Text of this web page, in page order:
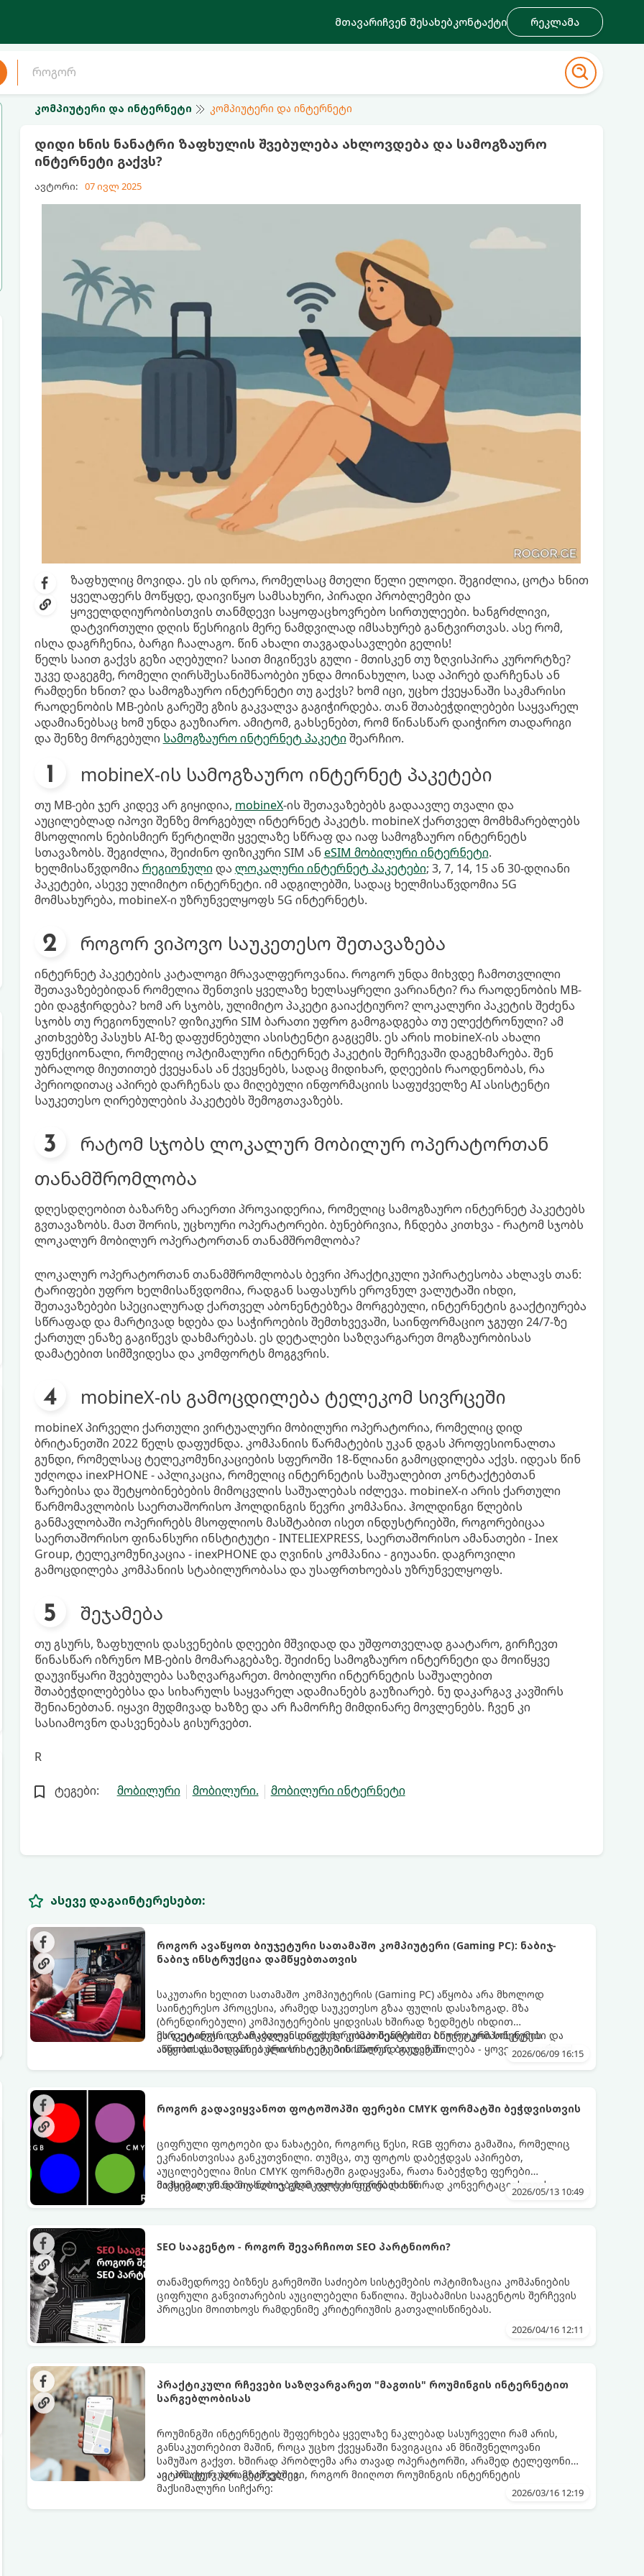
მთავარიჩვენ შესახებკონტაქტი რეკლამა
კომპიუტერი და ინტერნეტი კომპიუტერი და ინტერნეტი
დიდი ხნის ნანატრი ზაფხულის შვებულება ახლოვდება და სამოგზაურო
ინტერნეტი გაქვს?
ავტორი: 07 ივლ 2025
ზაფხულიც მოვიდა. ეს ის დროა, რომელსაც მთელი წელი ელოდი. შეგიძლია, ცოტა ხნით
ყველაფერს მოწყდე, დაივიწყო სამსახური, პირადი პრობლემები და
ყოველდღიურობისთვის თანმდევი საყოფაცხოვრებო სირთულეები. ხანგრძლივი,
დატვირთული დღის წესრიგის მერე ნამდვილად იმსახურებ განტვირთვას. ასე რომ,
ისღა დაგრჩენია, ბარგი ჩაალაგო. წინ ახალი თავგადასავლები გელის!
წელს საით გაქვს გეზი აღებული? საით მიგიწევს გული - მთისკენ თუ ზღვისპირა კურორტზე?
უკვე დაგეგმე, რომელი ღირსშესანიშნაობები უნდა მოინახულო, სად აპირებ დარჩენას ან
რამდენი ხნით? და სამოგზაურო ინტერნეტი თუ გაქვს? ხომ იცი, უცხო ქვეყანაში საკმარისი
რაოდენობის MB-ების გარეშე გზის გაკვალვა გაგიჭირდება. თან შთაბეჭდილებები საყვარელ
ადამიანებსაც ხომ უნდა გაუზიარო. ამიტომ, გახსენებთ, რომ წინასწარ დაიჭირო თადარიგი
და შენზე მორგებული სამოგზაურო ინტერნეტ პაკეტიშეარჩიო.
mobineX-ის სამოგზაურო ინტერნეტ პაკეტები
თუ MB-ები ჯერ კიდევ არ გიყიდია, mobineX-ის შეთავაზებებს გადაავლე თვალი და
აუცილებლად იპოვი შენზე მორგებულ ინტერნეტ პაკეტს. mobineX ქართველ მომხმარებლებს
მსოფლიოს ნებისმიერ წერტილში ყველაზე სწრაფ და იაფ სამოგზაურო ინტერნეტს
სთავაზობს. შეგიძლია, შეიძინო ფიზიკური SIM ან eSIM მობილური ინტერნეტი.
ხელმისაწვდომია რეგიონულიდა ლოკალური ინტერნეტ პაკეტები; 3, 7, 14, 15 ან 30-დღიანი
პაკეტები, ასევე ულიმიტო ინტერნეტი. იმ ადგილებში, სადაც ხელმისაწვდომია 5G
მომსახურება, mobineX-ი უზრუნველყოფს 5G ინტერნეტს.
როგორ ვიპოვო საუკეთესო შეთავაზება
ინტერნეტ პაკეტების კატალოგი მრავალფეროვანია. როგორ უნდა მიხვდე ჩამოთვლილი
შეთავაზებებიდან რომელია შენთვის ყველაზე ხელსაყრელი ვარიანტი? რა რაოდენობის MB-
ები დაგჭირდება? ხომ არ სჯობს, ულიმიტო პაკეტი გაიაქტიურო? ლოკალური პაკეტის შეძენა
სჯობს თუ რეგიონულის? ფიზიკური SIM ბარათი უფრო გამოგადგება თუ ელექტრონული? ამ
კითხვებზე პასუხს AI-ზე დაფუძნებული ასისტენტი გაგცემს. ეს არის mobineX-ის ახალი
ფუნქციონალი, რომელიც ოპტიმალური ინტერნეტ პაკეტის შერჩევაში დაგეხმარება. შენ
უბრალოდ მიუთითებ ქვეყანას ან ქვეყნებს, სადაც მიდიხარ, დღეების რაოდენობას, რა
პერიოდითაც აპირებ დარჩენას და მიღებული ინფორმაციის საფუძველზე AI ასისტენტი
საუკეთესო ღირებულების პაკეტებს შემოგთავაზებს.
რატომ სჯობს ლოკალურ მობილურ ოპერატორთან
თანამშრომლობა
დღესდღეობით ბაზარზე არაერთი პროვაიდერია, რომელიც სამოგზაურო ინტერნეტ პაკეტებს
გვთავაზობს. მათ შორის, უცხოური ოპერატორები. ბუნებრივია, ჩნდება კითხვა - რატომ სჯობს
ლოკალურ მობილურ ოპერატორთან თანამშრომლობა?
ლოკალურ ოპერატორთან თანამშრომლობას ბევრი პრაქტიკული უპირატესობა ახლავს თან:
ტარიფები უფრო ხელმისაწვდომია, რადგან საფასურს ეროვნულ ვალუტაში იხდი,
შეთავაზებები სპეციალურად ქართველ აბონენტებზეა მორგებული, ინტერნეტის გააქტიურება
სწრაფად და მარტივად ხდება და საჭიროების შემთხვევაში, საინფორმაციო ჯგუფი 24/7-ზე
ქართულ ენაზე გაგიწევს დახმარებას. ეს დეტალები საზღვარგარეთ მოგზაურობისას
დამატებით სიმშვიდესა და კომფორტს მოგგვრის.
mobineX-ის გამოცდილება ტელეკომ სივრცეში
mobineX პირველი ქართული ვირტუალური მობილური ოპერატორია, რომელიც დიდ
ბრიტანეთში 2022 წელს დაფუძნდა. კომპანიის წარმატების უკან დგას პროფესიონალთა
გუნდი, რომელსაც ტელეკომუნიკაციების სფეროში 18-წლიანი გამოცდილება აქვს. იდეას წინ
უძღოდა inexPHONE - აპლიკაცია, რომელიც ინტერნეტის საშუალებით კონტაქტებთან
ზარებისა და შეტყობინებების მიმოცვლის საშუალებას იძლევა. mobineX-ი არის ქართული
წარმომავლობის საერთაშორისო ჰოლდინგის წევრი კომპანია. ჰოლდინგი წლების
განმავლობაში ოპერირებს მსოფლიოს მასშტაბით ისეთ ინდუსტრიებში, როგორებიცაა
საერთაშორისო ფინანსური ინსტიტუტი - INTELIEXPRESS, საერთაშორისო ამანათები - Inex
Group, ტელეკომუნიკაცია - inexPHONE და ღვინის კომპანია - გიუაანი. დაგროვილი
გამოცდილება კომპანიის სტაბილურობასა და უსაფრთხოებას უზრუნველყოფს.
შეჯამება
თუ გსურს, ზაფხულის დასვენების დღეები მშვიდად და უშფოთველად გაატარო, გირჩევთ
წინასწარ იზრუნო MB-ების მომარაგებაზე. შეიძინე სამოგზაურო ინტერნეტი და მოიწყვე
დაუვიწყარი შვებულება საზღვარგარეთ. მობილური ინტერნეტის საშუალებით
შთაბეჭდილებებსა და სიხარულს საყვარელ ადამიანებს გაუზიარებ. ნუ დაკარგავ კავშირს
შენიანებთან. იყავი მუდმივად ხაზზე და არ ჩამორჩე მიმდინარე მოვლენებს. ჩვენ კი
სასიამოვნო დასვენებას გისურვებთ.
R
ტეგები: მობილური მობილური. მობილური ინტერნეტი
ასევე დაგაინტერესებთ:
როგორ ავაწყოთ ბიუჯეტური სათამაშო კომპიუტერი (Gaming PC): ნაბიჯ-
ნაბიჯ ინსტრუქცია დამწყებთათვის
საკუთარი ხელით სათამაშო კომპიუტერის (Gaming PC) აწყობა არა მხოლოდ
საინტერესო პროცესია, არამედ საუკეთესო გზაა ფულის დასაზოგად. მზა
(ბრენდირებული) კომპიუტერების ყიდვისას ხშირად ზედმეტს იხდით
მარკეტინგსა და არაბალანსირებულ კომპონენტებში. ბიუჯეტური სისტემის
აწყობისას მთავარია პრიორიტეტების სწორად გადანაწილება - ყოველი ლარი იქ
ეს დეტალური გზამკვლევი დაგეხმარებათ შეარჩიოთ სწორი კომპონენტები და
ააწყოთ დაბალანსებული სისტემა მინიმალურ ბიუჯეტში.
2026/06/09 16:15
როგორ გადავიყვანოთ ფოტოშოპში ფერები CMYK ფორმატში ბეჭდვისთვის
ციფრული ფოტოები და ნახატები, როგორც წესი, RGB ფერთა გამაშია, რომელიც
ეკრანისთვისაა განკუთვნილი. თუმცა, თუ ფოტოს დაბეჭდვას აპირებთ,
აუცილებელია მისი CMYK ფორმატში გადაყვანა, რათა ნაბეჭდზე ფერები
მაქსიმალურად მიახლოებული იყოს ორიგინალთან.
მიჰყევით ამ ნაბიჯ-ნაბიჯ გზამკვლევს ფერების სწორად კონვერტაციისთვის:2026/05/13 10:49
SEO სააგენტო - როგორ შევარჩიოთ SEO პარტნიორი?
თანამედროვე ბიზნეს გარემოში საძიებო სისტემების ოპტიმიზაცია კომპანიების
ციფრული განვითარების აუცილებელი ნაწილია. შესაბამისი სააგენტოს შერჩევის
პროცესი მოითხოვს რამდენიმე კრიტერიუმის გათვალისწინებას.
2026/04/16 12:11
პრაქტიკული რჩევები საზღვარგარეთ "მაგთის" როუმინგის ინტერნეტით
სარგებლობისას
როუმინგში ინტერნეტის შეფერხება ყველაზე ნაკლებად სასურველი რამ არის,
განსაკუთრებით მაშინ, როცა უცხო ქვეყანაში ნავიგაცია ან მნიშვნელოვანი
სამუშაო გაქვთ. ხშირად პრობლემა არა თავად ოპერატორში, არამედ ტელეფონის
ავტომატურ პარამეტრებშია.
აი, პრაქტიკული გზამკვლევი, როგორ მიიღოთ როუმინგის ინტერნეტის
მაქსიმალური სიჩქარე:
2026/03/16 12:19